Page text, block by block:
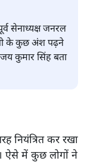
सेनाध्यक्ष जनरल
के कुछ अंश पढ़ने
कुमार सिंह बता
नियंत्रित कर रखा
ऐसे में कुछ लोगों ने